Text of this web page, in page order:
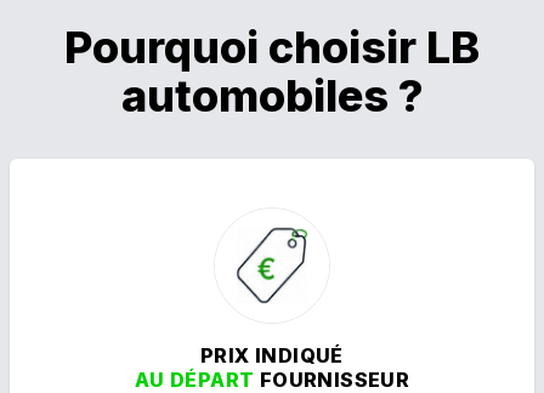
Pourquoi choisir LB
automobiles ?
PRIX INDIQUÉ
AU DÉPART FOURNISSEUR